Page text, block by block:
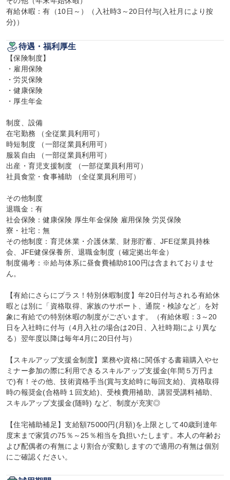
有給休暇：有（10日～）（入社時3～20日付与(入社月により按
分)）
待遇・福利厚生
【保険制度】
・雇用保険
・労災保険
・健康保険
・厚生年金
制度、設備
在宅勤務 （全従業員利用可）
時短制度 （一部従業員利用可）
服装自由 （一部従業員利用可）
出産・育児支援制度 （一部従業員利用可）
社員食堂・食事補助 （全従業員利用可）
その他制度
退職金：有
社会保険：健康保険 厚生年金保険 雇用保険 労災保険
寮・社宅：無
その他制度：育児休業・介護休業、財形貯蓄、JFE従業員持株
会、JFE健保保養所、退職金制度（確定拠出年金）
制度備考：※給与体系に昼食費補助8100円は含まれておりませ
ん。
【有給にさらにプラス！特別休暇制度】年20日付与される有給休
暇とは別に「資格取得、家族のサポート、通院・検診など」を対
象に有給での特別休暇の制度がございます。（有給休暇：3～20
日を入社時に付与（4月入社の場合は20日、入社時期により異な
る）翌年度以降は毎年4月に20日付与）
【スキルアップ支援金制度】業務や資格に関係する書籍購入やセ
ミナー参加の際に利用できるスキルアップ支援金(年間５万円ま
で)有！その他、技術資格手当(賞与支給時に毎回支給)、資格取得
時の報奨金(合格時１回支給)、受検費用補助、講習受講料補助、
スキルアップ支援金(随時) など、制度が充実◎
【住宅補助補足】支給額75000円(月額)を上限として40歳到達年
度末まで家賃の75％～25％相当を負担いたします。本人の年齢お
よび配偶者の有無により割合が変動しますので適用の有無は個別
にご確認ください。